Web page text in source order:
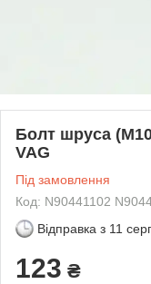
Болт шруса
VAG
Під замовлення
Код: N90441102
Відправка з 11
123 ₴